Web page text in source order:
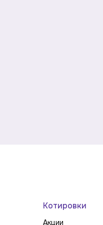
Котировки
Акции